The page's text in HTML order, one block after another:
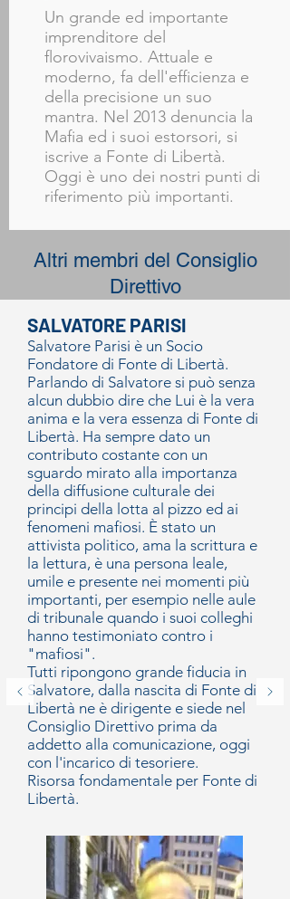
Un grande ed importante
imprenditore del
florovivaismo. Attuale e
moderno, fa dell'efficienza e
della precisione un suo
mantra. Nel 2013 denuncia la
Mafia ed i suoi estorsori, si
iscrive a Fonte di Libertà.
Oggi è uno dei nostri punti di
riferimento più importanti.
SALVATORE PARISI
Salvatore Parisi è un Socio
Fondatore di Fonte di Libertà.
Parlando di Salvatore si può senza
alcun dubbio dire che Lui è la vera
anima e la vera essenza di Fonte di
Libertà. Ha sempre dato un
contributo costante con un
sguardo mirato alla importanza
della diffusione culturale dei
principi della lotta al pizzo ed ai
fenomeni mafiosi. È stato un
attivista politico, ama la scrittura e
la lettura, è una persona leale,
umile e presente nei momenti più
importanti, per esempio nelle aule
di tribunale quando i suoi colleghi
hanno testimoniato contro i
"mafiosi".
Tutti ripongono grande fiducia in
Salvatore, dalla nascita di Fonte di
Libertà ne è dirigente e siede nel
Consiglio Direttivo prima da
addetto alla comunicazione, oggi
con l'incarico di tesoriere.
Risorsa fondamentale per Fonte di
Libertà.
Altri membri del Consiglio
Direttivo